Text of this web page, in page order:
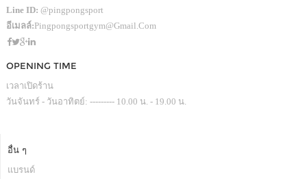
Line ID: @pingpongsport
อีเมลล์:Pingpongsportgym@gmail.com
OPENING TIME
เวลาเปิดร้าน
วันจันทร์ - วันอาทิตย์: --------- 10.00 น. - 19.00 น.
อื่น ๆ
แบรนด์